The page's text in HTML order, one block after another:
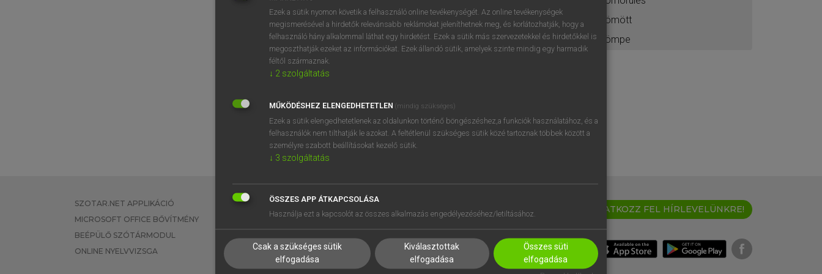
tömött
tömpe
SZOTAR.NET APPLIKÁCIÓ
MICROSOFT OFFICE BŐVÍTMÉNY
BEÉPÜLŐ SZÓTÁRMODUL
ONLINE NYELVVIZSGA
EGYÉNI FELHASZNÁLÓKNAK
TANULÓKNAK
VÁLLALATI MEGOLDÁSOK
SÚGÓ
RÓLUNK
SÜTI BEÁLLÍTÁSOK
IRATKOZZ FEL HÍRLEVELÜNKRE!
Ezek a sütik nyomon követik a felhasználó online tevékenységét. Az online tevékenységek
megismerésével a hirdetők relevánsabb reklámokat jeleníthetnek meg, és korlátozhatják, hogy a
felhasználó hány alkalommal láthat egy hirdetést. Ezek a sütik más szervezetekkel és hirdetőkkel is
megoszthatják ezeket az információkat. Ezek állandó sütik, amelyek szinte mindig egy harmadik
féltől származnak.
↓ 2 szolgáltatás
MŰKÖDÉSHEZ ELENGEDHETETLEN (mindig szükséges)
Ezek a sütik elengedhetetlenek az oldalunkon történő böngészéshez,a funkciók használatához, és a
felhasználók nem tilthatják le azokat. A feltétlenül szükséges sütik közé tartoznak többek között a
személyre szabott beállításokat kezelő sütik.
↓ 3 szolgáltatás
ÖSSZES APP ÁTKAPCSOLÁSA
Használja ezt a kapcsolót az összes alkalmazás engedélyezéséhez/letiltásához.
Csak a szükséges sütik
elfogadása
Kiválasztottak
elfogadása
Összes süti
elfogadása